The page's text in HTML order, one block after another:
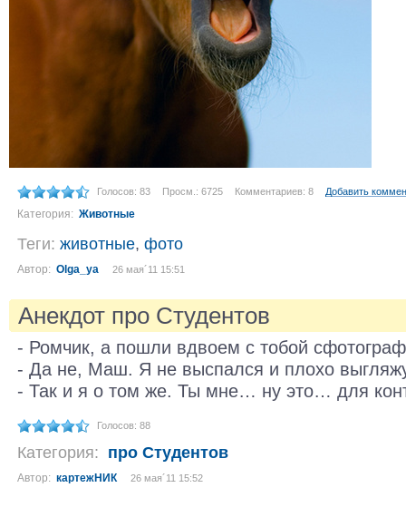
Голосов: 83 Просм.: 6725 Комментариев: 8 Добавить
Категория: Животные
Теги: животные, фото
Автор: Olga_ya 26 мая´11 15:51
Анекдот про Студентов
- Ромчик, а пошли вдвоем с тобой
- Да не, Маш. Я не выспался и плохо
- Так и я о том же. Ты мне… ну это… для
Голосов: 88
Категория: про Студентов
Автор: картежНИК 26 мая´11 15:52